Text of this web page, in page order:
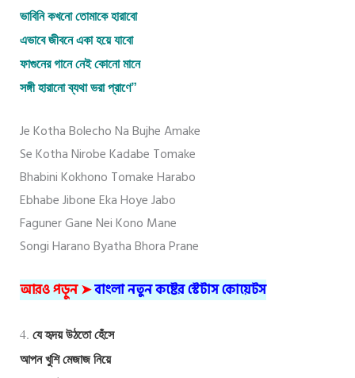
ভাবিনি কখনো তোমাকে হারাবো
এভাবে জীবনে একা হয়ে যাবো
ফাগুনের গানে নেই কোনো মানে
সঙ্গী হারানো ব্যথা ভরা প্রাণে”
Je Kotha Bolecho Na Bujhe Amake
Se Kotha Nirobe Kadabe Tomake
Bhabini Kokhono Tomake Harabo
Ebhabe Jibone Eka Hoye Jabo
Faguner Gane Nei Kono Mane
Songi Harano Byatha Bhora Prane
আরও পড়ুন ➤বাংলা নতুন কষ্টের স্টেটাস কোয়েটস
4. যে হৃদয় উঠতো হেঁসে
আপন খুশি মেজাজ নিয়ে